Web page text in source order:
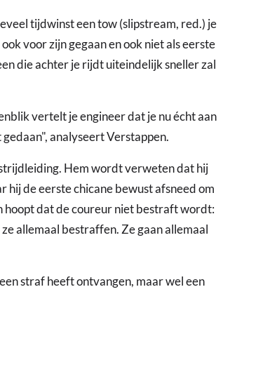
tijdwinst een tow (slipstream, red.) je
voor zijn gegaan en ook niet als eerste
die achter je rijdt uiteindelijk sneller zal
vertelt je engineer dat je nu écht aan
analyseert Verstappen.
Hem wordt verweten dat hij
hij de eerste chicane bewust afsneed om
hoopt dat de coureur niet bestraft wordt:
allemaal bestraffen. Ze gaan allemaal
straf heeft ontvangen, maar wel een